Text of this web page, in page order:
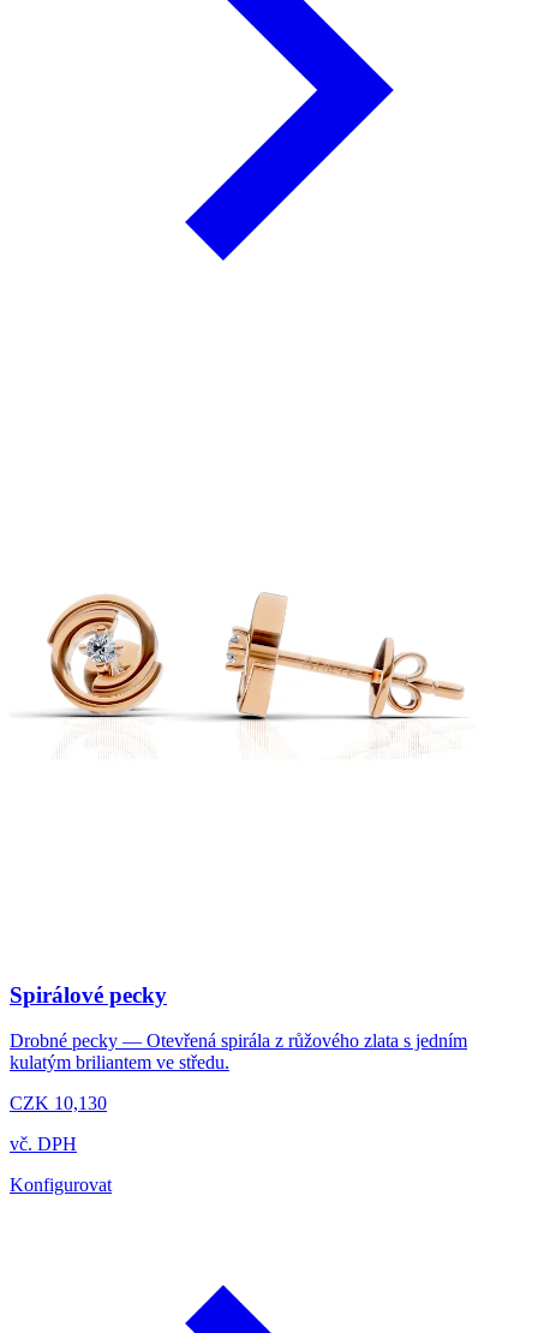
Spirálové pecky
Drobné pecky — Otevřená spirála z růžového zlata s jedním
kulatým briliantem ve středu.
CZK 10,130
vč. DPH
Konfigurovat